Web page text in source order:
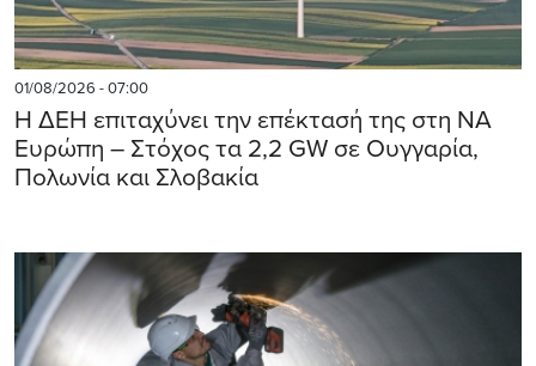
01/08/2026 - 07:00
Η ΔΕΗ επιταχύνει την επέκτασή της στη ΝΑ
Ευρώπη – Στόχος τα 2,2 GW σε Ουγγαρία,
Πολωνία και Σλοβακία